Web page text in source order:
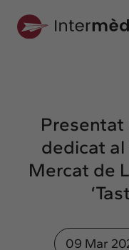
Els nostres serveis
Interacció
Intermèdia
Presentat
dedicat
Mercat de
09 Mar